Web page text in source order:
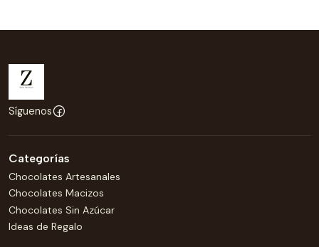
Síguenos
Categorías
Chocolates Artesanales
Chocolates Macizos
Chocolates Sin Azúcar
Ideas de Regalo